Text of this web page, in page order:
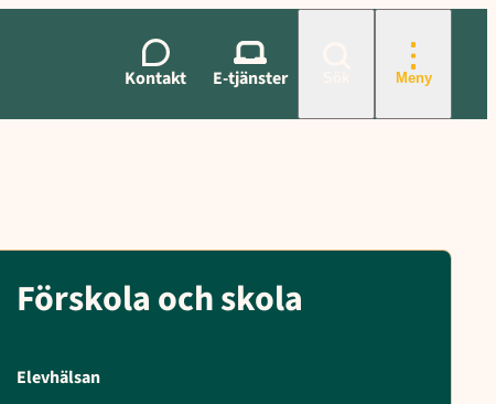
Kontakt E-tjänster Meny
Förskola och skola
Elevhälsan